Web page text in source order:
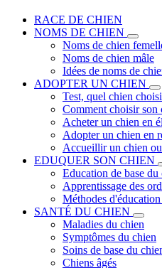
RACE DE CHIEN
NOMS DE CHIEN
Noms de chien
Noms de chien mâle
Idées de noms de
ADOPTER UN CHIEN
Test, quel chien
Comment choisir son
Acheter un chien en
Adopter un chien en
Accueillir un chien
EDUQUER SON CHIEN
Education de base du
Apprentissage des
Méthodes
SANTÉ DU CHIEN
Maladies du chien
Symptômes du chien
Soins de base du
Chiens âgés